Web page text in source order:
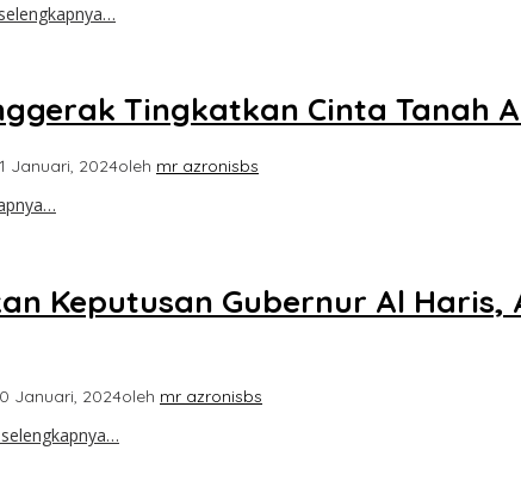
Tingkatkan Cinta Tanah
Januari, 2024oleh mr azronisbs
Keputusan Gubernur Al
Januari, 2024oleh mr azronisbs